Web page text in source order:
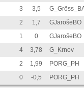
3 3,5
2 1,7 GJarošeBO
1 0 GJarošeBO
4 3,78 G_Krnov
2 1,99 PORG_PH
0 -0,5 PORG_PH